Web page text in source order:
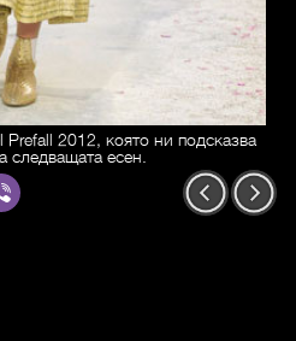
2012, която ни подсказва
следващата есен.